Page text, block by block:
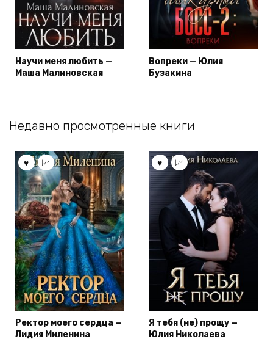
Научи меня любить —
Маша Малиновская
Вопреки — Юлия
Бузакина
Недавно просмотренные книги
Ректор моего сердца —
Лидия Миленина
Я тебя (не) прощу —
Юлия Николаева